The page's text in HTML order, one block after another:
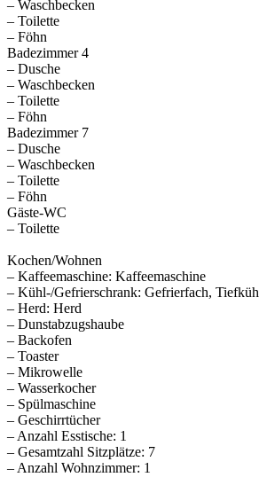
– Waschbecken
– Toilette
– Föhn
Badezimmer 4
– Dusche
– Waschbecken
– Toilette
– Föhn
Badezimmer 7
– Dusche
– Waschbecken
– Toilette
– Föhn
Gäste-WC
– Toilette
Kochen/Wohnen
– Kaffeemaschine: Kaffeemaschine
– Kühl-/Gefrierschrank: Gefrierfach,
– Herd: Herd
– Dunstabzugshaube
– Backofen
– Toaster
– Mikrowelle
– Wasserkocher
– Spülmaschine
– Geschirrtücher
– Anzahl Esstische: 1
– Gesamtzahl Sitzplätze: 7
– Anzahl Wohnzimmer: 1